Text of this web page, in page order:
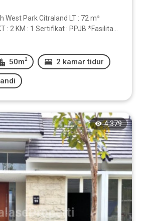
West Park Citraland LT : 72 m²
: 2 KM : 1 Sertifikat : PPJB *Fasilita...
50m 2 2 kamar tidur
4,379